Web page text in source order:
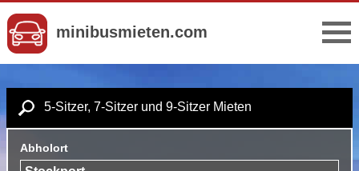
minibusmieten.com
5-Sitzer, 7-Sitzer und 9-Sitzer Mieten
Abholort